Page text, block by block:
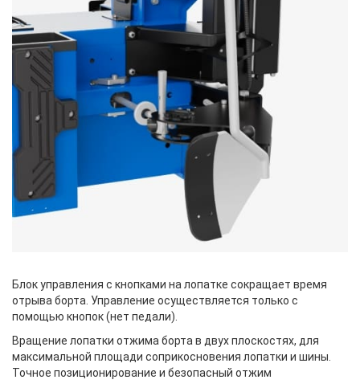
Блок управления с кнопками на лопатке сокращает время
отрыва борта. Управление осуществляется только с
помощью кнопок (нет педали).
Вращение лопатки отжима борта в двух плоскостях, для
максимальной площади соприкосновения лопатки и шины.
Точное позиционирование и безопасный отжим